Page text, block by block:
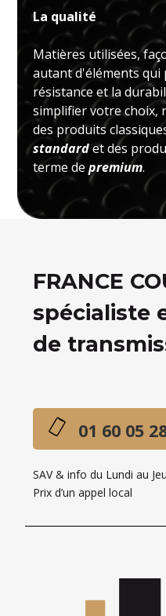
La qualité
Matières utilisées,
autant d'éléments qui
résistance et la
simplifier votre choix,
des produits
standardet des
terme depremium.
FRANCE
spécialiste
de
01 60 05
SAV & info du Lundi au
Prix d’un appel local